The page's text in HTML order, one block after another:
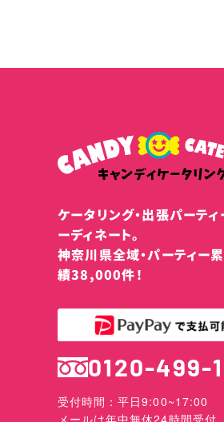
ケータリングプ
ケータリング・出張パーテ
ーディネート。
神奈川県全域・パーティー
績38,000件！
0120-499-
受付時間：平日9:00~17:00